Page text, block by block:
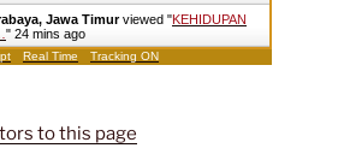
Jawa Timurviewed "KEHIDUPAN
" 24 mins ago
Real Time Tracking ON